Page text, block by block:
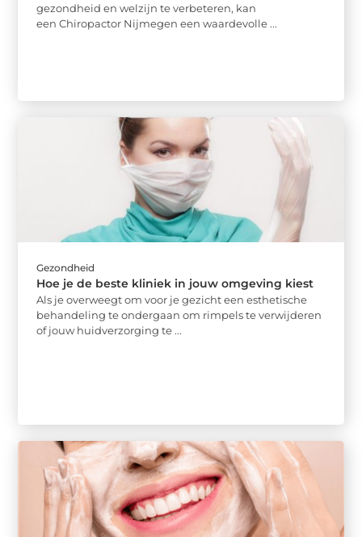
gezondheid en welzijn te verbeteren, kan
een Chiropactor Nijmegen een waardevolle ...
Gezondheid
Hoe je de beste kliniek in jouw omgeving kiest
Als je overweegt om voor je gezicht een esthetische
behandeling te ondergaan om rimpels te verwijderen
of jouw huidverzorging te ...